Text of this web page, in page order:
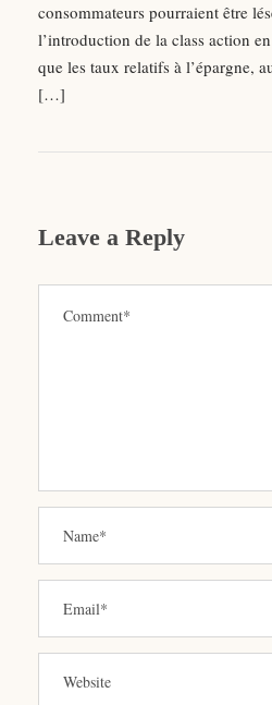
consommateurs pourraient être
l’introduction de la class action
que les taux relatifs à l’épargne,
[…]
Leave a Reply